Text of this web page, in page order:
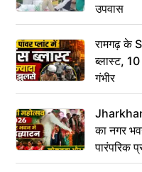
उपवास
रामगढ़ के
ब्लास्ट,
गंभीर
का नगर
पारंपरिक